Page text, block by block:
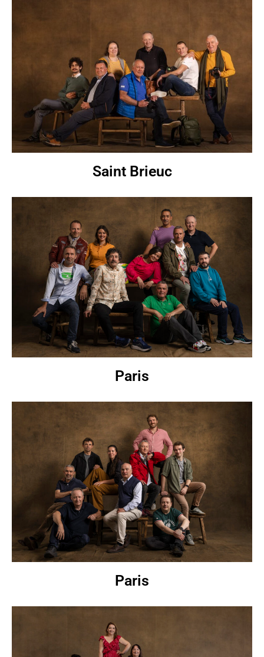
Saint Brieuc
Paris
Paris